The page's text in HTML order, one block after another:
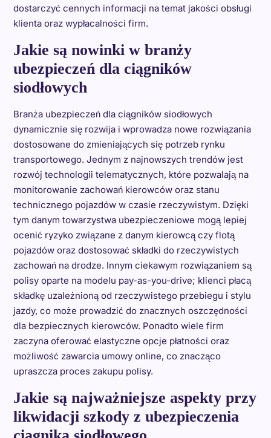
dostarczyć cennych informacji na temat jakości obsługi
klienta oraz wypłacalności firm.
Jakie są nowinki w branży
ubezpieczeń dla ciągników
siodłowych
Branża ubezpieczeń dla ciągników siodłowych
dynamicznie się rozwija i wprowadza nowe rozwiązania
dostosowane do zmieniających się potrzeb rynku
transportowego. Jednym z najnowszych trendów jest
rozwój technologii telematycznych, które pozwalają na
monitorowanie zachowań kierowców oraz stanu
technicznego pojazdów w czasie rzeczywistym. Dzięki
tym danym towarzystwa ubezpieczeniowe mogą lepiej
ocenić ryzyko związane z danym kierowcą czy flotą
pojazdów oraz dostosować składki do rzeczywistych
zachowań na drodze. Innym ciekawym rozwiązaniem są
polisy oparte na modelu pay-as-you-drive; klienci płacą
składkę uzależnioną od rzeczywistego przebiegu i stylu
jazdy, co może prowadzić do znacznych oszczędności
dla bezpiecznych kierowców. Ponadto wiele firm
zaczyna oferować elastyczne opcje płatności oraz
możliwość zawarcia umowy online, co znacząco
upraszcza proces zakupu polisy.
Jakie są najważniejsze aspekty przy
likwidacji szkody z ubezpieczenia